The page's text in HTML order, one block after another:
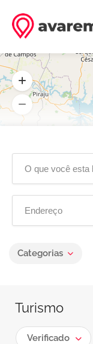
Categorias
Turismo
Verificado